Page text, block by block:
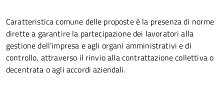
Caratteristica comune delle proposte è la presenza di norme
dirette a garantire la partecipazione dei lavoratori alla
gestione dell’impresa e agli organi amministrativi e di
controllo, attraverso il rinvio alla contrattazione collettiva o
decentrata o agli accordi aziendali.